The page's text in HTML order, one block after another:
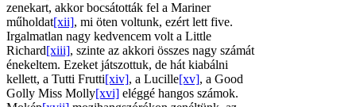
zenekart, akkor bocsátották fel a Mariner
műholdat[xii], mi öten voltunk, ezért lett five.
Irgalmatlan nagy kedvencem volt a Little
Richard[xiii], szinte az akkori összes nagy számát
énekeltem. Ezeket játszottuk, de hát kiabálni
kellett, a Tutti Frutti[xiv], a Lucille[xv], a Good
Golly Miss Molly[xvi] eléggé hangos számok.